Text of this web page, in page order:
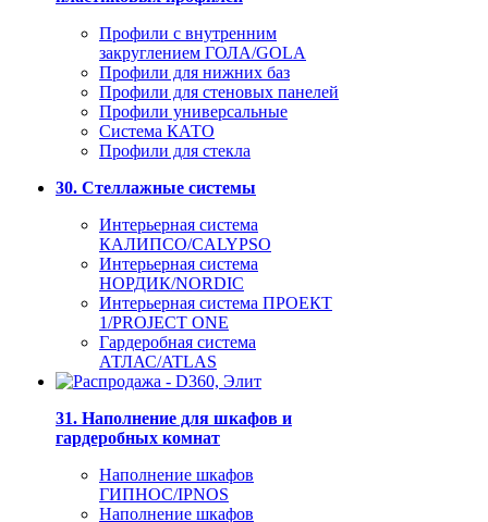
Профили с внутренним
закруглением ГОЛА/GOLA
Профили для нижних баз
Профили для стеновых панелей
Профили универсальные
Система КАТО
Профили для стекла
30. Стеллажные системы
Интерьерная система
КАЛИПСО/CALYPSO
Интерьерная система
НОРДИК/NORDIC
Интерьерная система ПРОЕКТ
1/PROJECT ONE
Гардеробная система
АТЛАС/ATLAS
31. Наполнение для шкафов и
гардеробных комнат
Наполнение шкафов
ГИПНОС/IPNOS
Наполнение шкафов